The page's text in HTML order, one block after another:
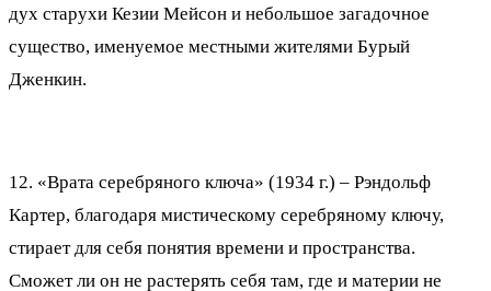
дух старухи Кезии Мейсон и небольшое загадочное
существо, именуемое местными жителями Бурый
Дженкин.
12. «Врата серебряного ключа» (1934 г.) – Рэндольф
Картер, благодаря мистическому серебряному ключу,
стирает для себя понятия времени и пространства.
Сможет ли он не растерять себя там, где и материи не